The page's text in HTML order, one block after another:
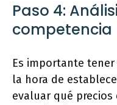
Paso 4:
competencia
Es importante
la hora de
evaluar qué